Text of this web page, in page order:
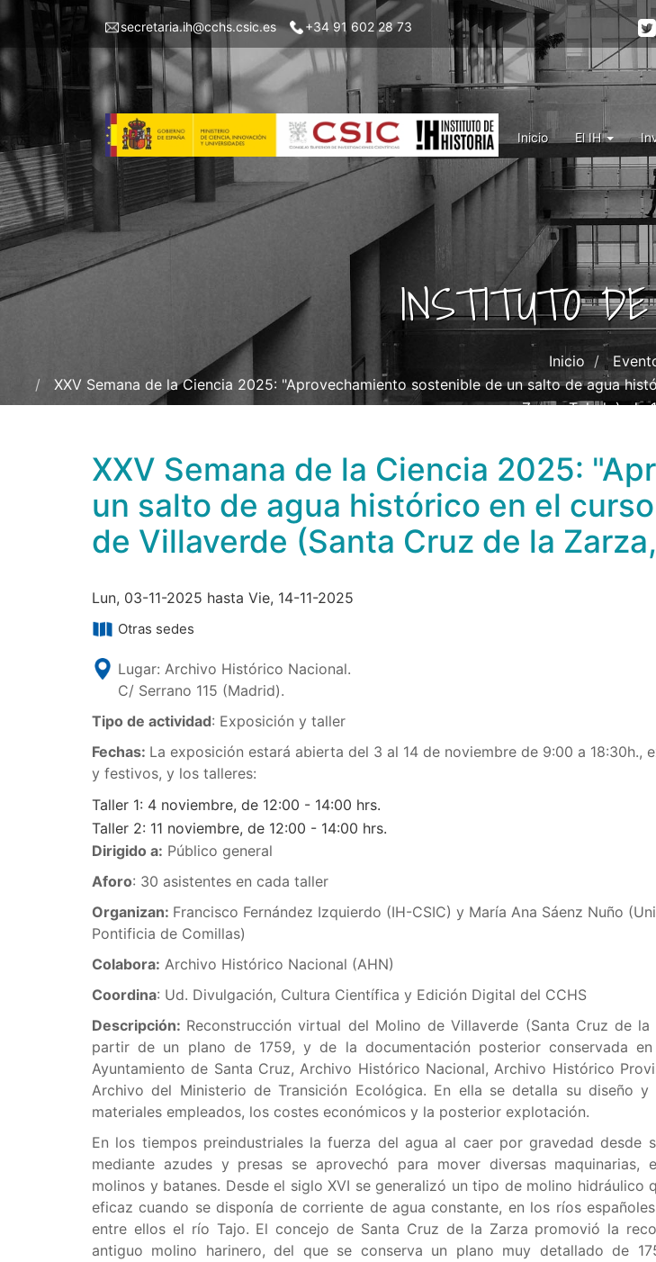
Pasar
contenido
principal
Menu
left
IH
secretaria.ih@cchs.csic.es +34 91 602 28 73
top
IH
Menu
IH
Inicio El IH
INSTITUTO
Inicio
XXV Semana de la Ciencia 2025: "Aprovechamiento sostenible de un salto de agua
Zarza, Toledo), de
XXV Semana de la Ciencia 2025:
un salto de agua histórico en el
de Villaverde (Santa Cruz de la
Lun, 03-11-2025 hasta Vie, 14-11-2025
Otras sedes
Lugar: Archivo Histórico Nacional.
C/ Serrano 115 (Madrid).
Tipo de actividad: Exposición y taller
Fechas: La exposición estará abierta del 3 al 14 de noviembre de 9:00 a 18:30h.,
y festivos, y los talleres:
Taller 1: 4 noviembre, de 12:00 - 14:00 hrs.
Taller 2: 11 noviembre, de 12:00 - 14:00 hrs.
Dirigido a: Público general
Aforo: 30 asistentes en cada taller
Organizan: Francisco Fernández Izquierdo (IH-CSIC) y María Ana Sáenz Nuño
Pontificia de Comillas)
Colabora: Archivo Histórico Nacional (AHN)
Coordina: Ud. Divulgación, Cultura Científica y Edición Digital del CCHS
Descripción: Reconstrucción virtual del Molino de Villaverde (Santa Cruz de la
partir de un plano de 1759, y de la documentación posterior conservada
Ayuntamiento de Santa Cruz, Archivo Histórico Nacional, Archivo Histórico
Archivo del Ministerio de Transición Ecológica. En ella se detalla su diseño y
materiales empleados, los costes económicos y la posterior explotación.
En los tiempos preindustriales la fuerza del agua al caer por gravedad desde
mediante azudes y presas se aprovechó para mover diversas maquinarias,
molinos y batanes. Desde el siglo XVI se generalizó un tipo de molino hidráulico
eficaz cuando se disponía de corriente de agua constante, en los ríos
entre ellos el río Tajo. El concejo de Santa Cruz de la Zarza promovió la
antiguo molino harinero, del que se conserva un plano muy detallado de